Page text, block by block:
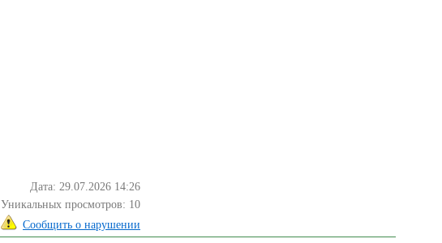
Дата: 29.07.2026 14:26
Уникальных просмотров: 10
Сообщить о нарушении